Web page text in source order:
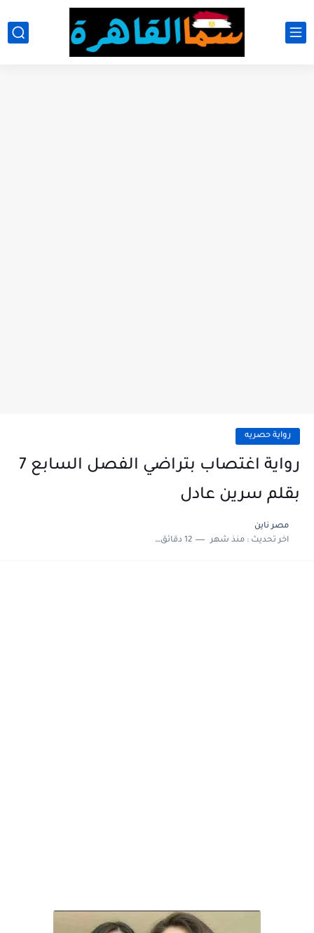
رواية حصريه
رواية اغتصاب بتراضي الفصل السابع 7
بقلم سرين عادل
مصر ناين
اخر تحديث :منذ شهر 12 دقائق للقراءة